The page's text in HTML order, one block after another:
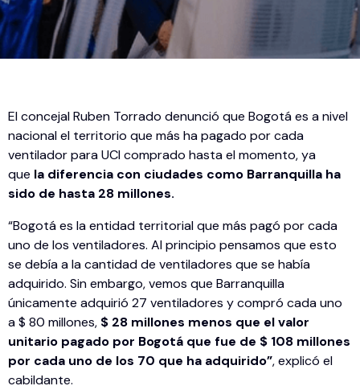
El concejal Ruben Torrado denunció que Bogotá es a nivel
nacional el territorio que más ha pagado por cada
ventilador para UCI comprado hasta el momento, ya
que la diferencia con ciudades como Barranquilla ha
sido de hasta 28 millones.
“Bogotá es la entidad territorial que más pagó por cada
uno de los ventiladores. Al principio pensamos que esto
se debía a la cantidad de ventiladores que se había
adquirido. Sin embargo, vemos que Barranquilla
únicamente adquirió 27 ventiladores y compró cada uno
a $ 80 millones, $ 28 millones menos que el valor
unitario pagado por Bogotá que fue de $ 108 millones
por cada uno de los 70 que ha adquirido”, explicó el
cabildante.